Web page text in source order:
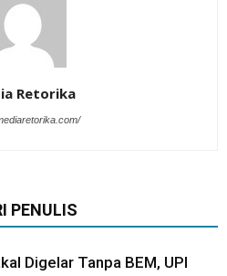
Retorika
PENULIS
Digelar Tanpa BEM, UPI